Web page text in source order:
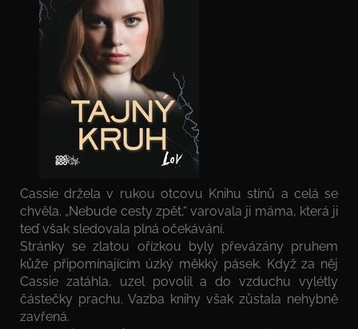
Cassie držela v rukou otcovu Knihu stínů a celá se
chvěla. „Nebude cesty zpět,“ varovala ji máma, která ji
teď však sledovala plná očekávání.
Stránky se zlatou ořízkou byly převázány pruhem
kůže připomínajícím úzký měkký pásek. Když za něj
Cassie zatáhla, uzel povolil a do vzduchu vylétly
částečky prachu. Vazba knihy však zůstala nehybně
zavřená.